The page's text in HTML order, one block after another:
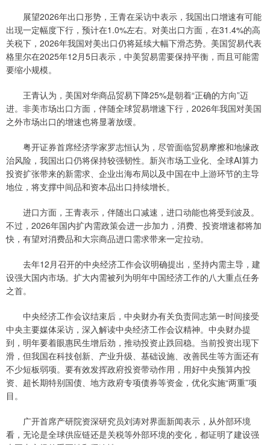
展望2026年出口形势，王青在采访中表示，我国出口增速有可能
出现一定幅度下行，预计在1.0%左右。对美出口方面，在31.4%的高
关税下，2026年我国对美出口仍将延续大幅下滑态势。美国贸易代表
格里尔在2025年12月5日表示，中美贸易需要保持平衡，而且可能需
要缩小规模。
王青认为，美国对华商品贸易下降25%是朝着“正确的方向”迈
进。非美市场出口方面，伴随全球贸易增速下行，2026年我国对美国
之外市场出口的增速也将显著放缓。
粤开证券首席经济学家罗志恒认为，尽管面临贸易摩擦和地缘政
治风险，我国出口仍将保持较强韧性。新兴市场工业化、全球AI算力
投资扩张带来的新需求、企业出海布局以及中国在中上游环节的主导
地位，将支撑中间品和资本品出口持续增长。
进口方面，王青表示，伴随出口减速，进口动能也将受到波及。
不过，2026年国内扩内需政策会进一步加力，消费、投资增速都将加
快，有望对消费品和大宗商品进口需求带来一定拉动。
去年12月召开的中央经济工作会议明确提出，坚持内需主导，建
设强大国内市场。扩大内需被列为明年中国经济工作的八大重点任务
之首。
中央经济工作会议结束后，中央财办有关负责同志第一时间接受
中央主要媒体采访，深入解读中央经济工作会议精神。中央财办提
到，明年要着眼惠民生增后劲，推动投资止跌回稳。当前投资出现下
滑，但我国在科技创新、产业升级、基础设施、改善民生等方面还有
不少短板弱项。要有效发挥政府投资带动作用，用好中央预算内投
资、超长期特别国债、地方政府专项债券等资金，优化实施“两重”项
目。
广开首席产研院资深研究员刘涛对界面新闻表示，从外部环境
看，无论是全球供应链还是关税等外部环境的变化，都证明了建设强